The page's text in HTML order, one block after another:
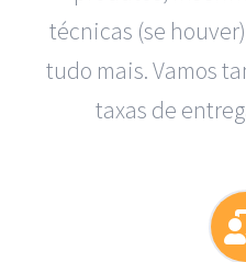
técnicas (se
tudo mais. Vamos
taxas de